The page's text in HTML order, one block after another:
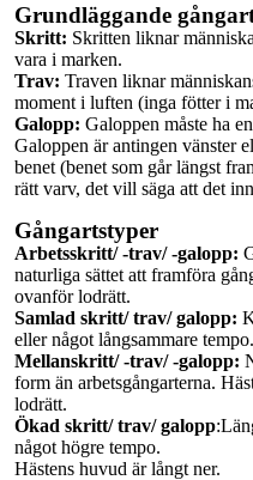
Grundläggande
Skritt: Skritten liknar
vara i marken.
Trav: Traven liknar
moment i luften (inga fötter i
Galopp: Galoppen måste ha
Galoppen är antingen vänster
benet (benet som går längst
rätt varv, det vill säga att det
Gångartstyper
Arbetsskritt/-trav/ -galopp:
naturliga sättet att framföra
ovanför lodrätt.
Samlad skritt/ trav/ galopp:
eller något långsammare
Mellanskritt/-trav/ -galopp:
form än arbetsgångarterna.
lodrätt.
Ökad skritt/ trav/ galopp
något högre tempo.
Hästens huvud är långt ner.